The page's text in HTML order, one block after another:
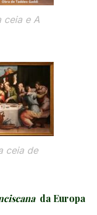
ceia e A
ceia de
da Europa